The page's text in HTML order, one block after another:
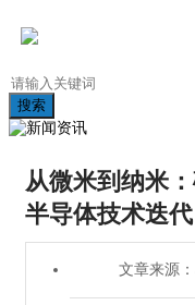
搜索
从微米到纳米
半导体技术迭代
文章来源